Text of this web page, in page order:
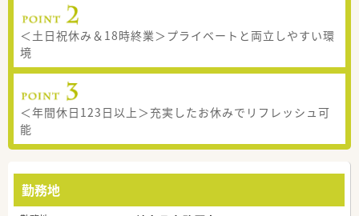
＜土日祝休み＆18時終業＞プライベートと両立しやすい環
境
＜年間休日123日以上＞充実したお休みでリフレッシュ可
能
勤務地